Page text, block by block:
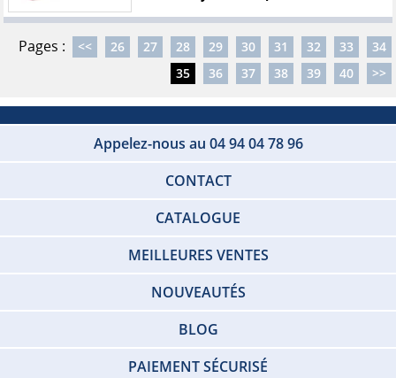
Pages : << 26 27 28 29 30 31 32 33
34
35
36 37 38 39 40 >>
Appelez-nous au 04 94 04 78 96
CONTACT
CATALOGUE
MEILLEURES VENTES
NOUVEAUTÉS
BLOG
PAIEMENT SÉCURISÉ